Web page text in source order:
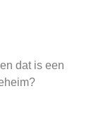
dat is een